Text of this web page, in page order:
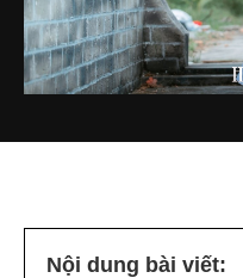
Nội dung bài viết: